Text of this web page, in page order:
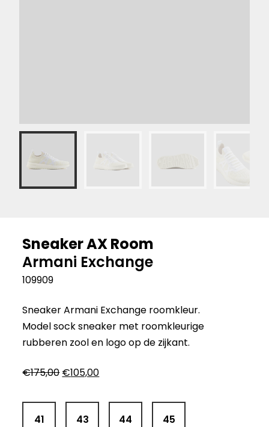
Sneaker AX Room
Armani Exchange
109909
Sneaker Armani Exchange roomkleur.
Model sock sneaker met roomkleurige
rubberen zool en logo op de zijkant.
€175,00 Oorspronkelijke
was:
€175,00.
€105,00Huidige
is:
€105,00.
41 43 44 45